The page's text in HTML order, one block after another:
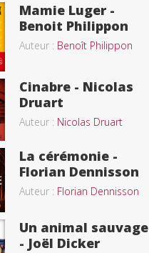
Mamie Luger -
Benoit Philippon
Auteur : Benoît Philippon
Cinabre - Nicolas
Druart
Auteur : Nicolas Druart
La cérémonie -
Florian Dennisson
Auteur : Florian Dennisson
Un animal sauvage
- Joël Dicker